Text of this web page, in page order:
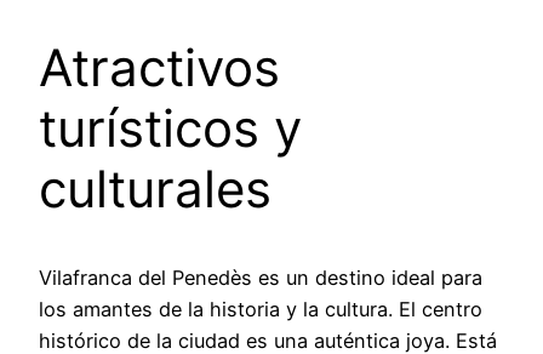
Atractivos
turísticos y
culturales
Vilafranca del Penedès es un destino ideal para
los amantes de la historia y la cultura. El centro
histórico de la ciudad es una auténtica joya. Está